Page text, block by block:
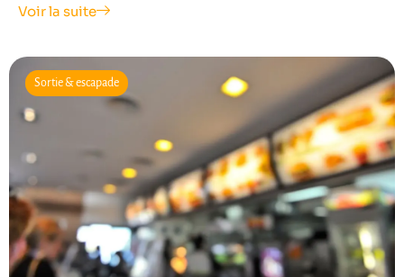
Voir la suite
Sortie & escapade